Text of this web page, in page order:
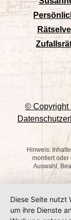
© Copyright
Hinweis:
montiert oder
Auswahl,
Diese Seite nutzt
um ihre Dienste